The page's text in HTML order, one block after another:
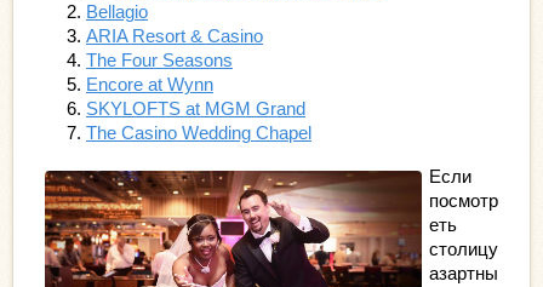
Bellagio
ARIA Resort & Casino
The Four Seasons
Encore at Wynn
SKYLOFTS at MGM Grand
The Casino Wedding Chapel
Если
посмотр
еть
столицу
азартны